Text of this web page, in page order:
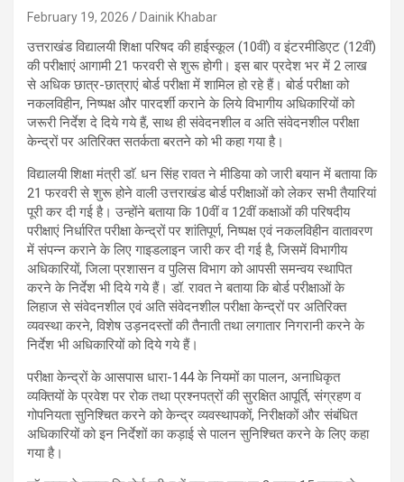
February 19, 2026 Dainik Khabar
उत्तराखंड विद्यालयी शिक्षा परिषद की हाईस्कूल (10वीं) व इंटरमीडिएट (12वीं)
की परीक्षाएं आगामी 21 फरवरी से शुरू होगी। इस बार प्रदेश भर में 2 लाख
से अधिक छात्र-छात्राएं बोर्ड परीक्षा में शामिल हो रहे हैं। बोर्ड परीक्षा को
नकलविहीन, निष्पक्ष और पारदर्शी कराने के लिये विभागीय अधिकारियों को
जरूरी निर्देश दे दिये गये हैं, साथ ही संवेदनशील व अति संवेदनशील परीक्षा
केन्द्रों पर अतिरिक्त सतर्कता बरतने को भी कहा गया है।
विद्यालयी शिक्षा मंत्री डाॅ. धन सिंह रावत ने मीडिया को जारी बयान में बताया कि
21 फरवरी से शुरू होने वाली उत्तराखंड बोर्ड परीक्षाओं को लेकर सभी तैयारियां
पूरी कर दी गई है। उन्होंने बताया कि 10वीं व 12वीं कक्षाओं की परिषदीय
परीक्षाएं निर्धारित परीक्षा केन्द्रों पर शांतिपूर्ण, निष्पक्ष एवं नकलविहीन वातावरण
में संपन्न कराने के लिए गाइडलाइन जारी कर दी गई है, जिसमें विभागीय
अधिकारियों, जिला प्रशासन व पुलिस विभाग को आपसी समन्वय स्थापित
करने के निर्देश भी दिये गये हैं। डॉ. रावत ने बताया कि बोर्ड परीक्षाओं के
लिहाज से संवेदनशील एवं अति संवेदनशील परीक्षा केन्द्रों पर अतिरिक्त
व्यवस्था करने, विशेष उड़नदस्तों की तैनाती तथा लगातार निगरानी करने के
निर्देश भी अधिकारियों को दिये गये हैं।
परीक्षा केन्द्रों के आसपास धारा-144 के नियमों का पालन, अनाधिकृत
व्यक्तियों के प्रवेश पर रोक तथा प्रश्नपत्रों की सुरक्षित आपूर्ति, संग्रहण व
गोपनियता सुनिश्चित करने को केन्द्र व्यवस्थापकों, निरीक्षकों और संबंधित
अधिकारियों को इन निर्देशों का कड़ाई से पालन सुनिश्चित करने के लिए कहा
गया है।